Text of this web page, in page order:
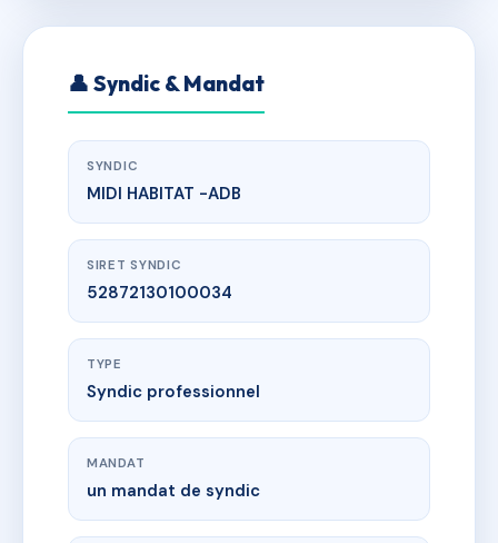
👤 Syndic & Mandat
SYNDIC
MIDI HABITAT -ADB
SIRET SYNDIC
52872130100034
TYPE
Syndic professionnel
MANDAT
un mandat de syndic